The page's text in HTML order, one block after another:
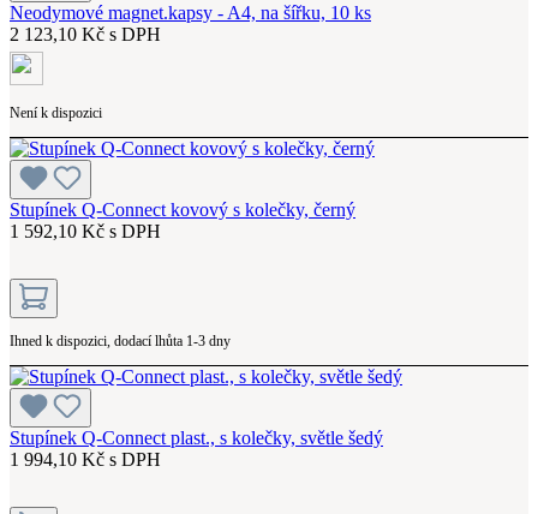
Neodymové magnet.kapsy - A4, na šířku, 10 ks
2 123,10 Kč s DPH
Není k dispozici
Stupínek Q-Connect kovový s kolečky, černý
1 592,10 Kč s DPH
Ihned k dispozici, dodací lhůta 1-3 dny
Stupínek Q-Connect plast., s kolečky, světle šedý
1 994,10 Kč s DPH